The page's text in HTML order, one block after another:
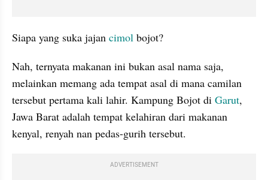
Siapa yang suka jajan cimol bojot?
Nah, ternyata makanan ini bukan asal nama saja,
melainkan memang ada tempat asal di mana camilan
tersebut pertama kali lahir. Kampung Bojot di Garut,
Jawa Barat adalah tempat kelahiran dari makanan
kenyal, renyah nan pedas-gurih tersebut.
ADVERTISEMENT